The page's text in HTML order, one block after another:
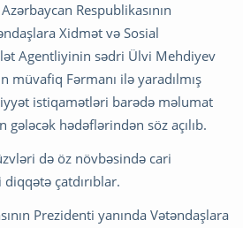
Respublikasının
Xidmət və Sosial
Agentliyinin sədri Ülvi Mehdiyev
müvafiq Fərmanı ilə yaradılmış
istiqamətləri barədə məlumat
hədəflərindən söz açılıb.
də öz növbəsində cari
çatdırıblar.
Prezidenti yanında Vətəndaşlara